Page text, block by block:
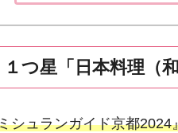
１つ星「日本料理（
シュランガイド京都2024